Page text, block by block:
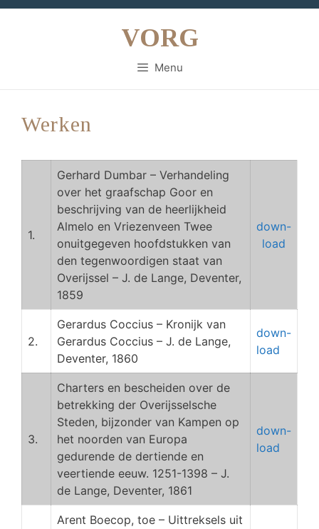
Ga
VORG
Menu
Werken
1.
Gerhard Dumbar – Verhandeling
over het graafschap Goor en
beschrijving van de heerlijkheid
Almelo en Vriezenveen Twee
onuitgegeven hoofdstukken van
den tegenwoordigen staat van
Overijssel – J. de Lange, Deventer,
1859
down-
load
2.
Gerardus Coccius – Kronijk van
Gerardus Coccius – J. de Lange,
Deventer, 1860
down-
load
3.
Charters en bescheiden over de
betrekking der Overijsselsche
Steden, bijzonder van Kampen op
het noorden van Europa
gedurende de dertiende en
veertiende eeuw. 1251-1398 – J.
de Lange, Deventer, 1861
down-
load
Arent Boecop, toe – Uittreksels uit